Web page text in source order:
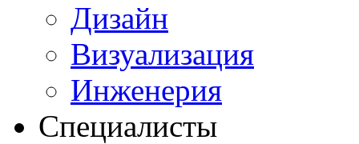
Дизайн
Визуализация
Инженерия
Специалисты